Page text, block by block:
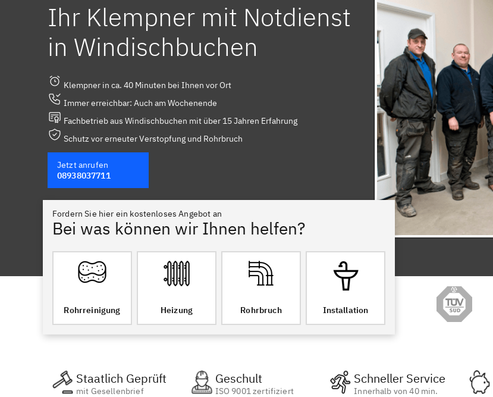
Ihr Klempner mit Notdienst
in Windischbuchen
Klempner in ca. 40 Minuten bei Ihnen vor Ort
Immer erreichbar: Auch am Wochenende
Fachbetrieb aus Windischbuchen mit über 15 Jahren Erfahrung
Schutz vor erneuter Verstopfung und Rohrbruch
Jetzt anrufen
08938037711
Fordern Sie hier ein kostenloses Angebot an
Bei was können wir Ihnen helfen?
Rohrreinigung Heizung Rohrbruch Installation
Staatlich Geprüft
mit Gesellenbrief
Geschult
ISO 9001 zertifiziert
Schneller Service
Innerhalb von 40 min.